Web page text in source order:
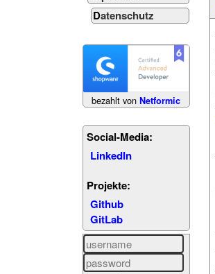
Datenschutz
bezahlt vonNetformic
Social-Media:
LinkedIn
Projekte:
Github
GitLab